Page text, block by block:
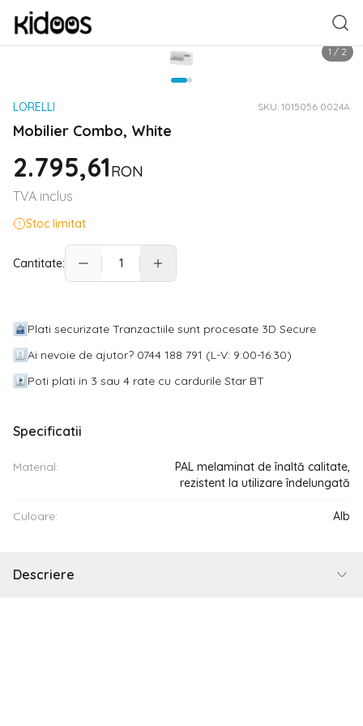
1 / 2
LORELLI SKU: 1015056 0024A
Mobilier Combo, White
2.795,61RON
TVA inclus
Stoc limitat
Cantitate:
Plati securizate Tranzactiile sunt procesate 3D Secure
Ai nevoie de ajutor? 0744 188 791 (L-V: 9:00-16:30)
Poti plati in 3 sau 4 rate cu cardurile Star BT
Specificatii
Material:
PAL melaminat de înaltă calitate,
rezistent la utilizare îndelungată
Culoare: Alb
Descriere